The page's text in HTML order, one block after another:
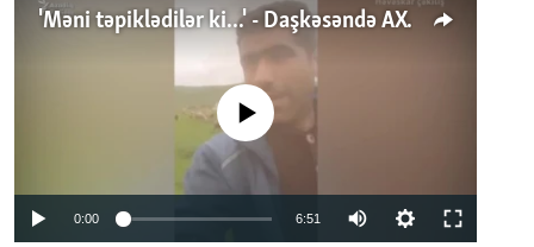
'Məni təpiklədilər ki...' - Daşkəsəndə AXCP fəalının yaxınları onun həbsinə etiraz edirlər
No media source currently available
0:00 6:51